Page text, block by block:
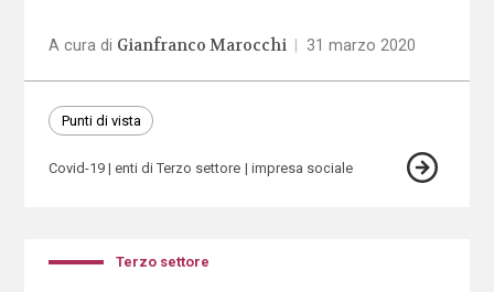
A cura di Gianfranco Marocchi 31 marzo 2020
Punti di vista
Covid-19 enti di Terzo settore impresa sociale
Terzo settore